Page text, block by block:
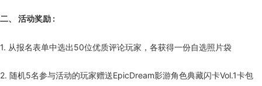
二、 活动奖励 :
1. 从报名表单中选出50位优质评论玩家，各获得一份自选照片袋
2. 随机5名参与活动的玩家赠送EpicDream影游角色典藏闪卡Vol.1卡包